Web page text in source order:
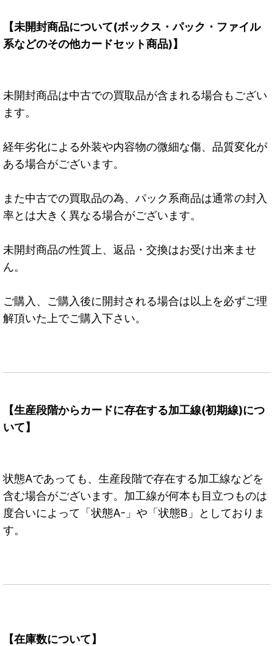
【未開封商品について(ボックス・パック・ファイル
系などのその他カードセット商品)】
未開封商品は中古での買取品が含まれる場合もござい
ます。
経年劣化による外装や内容物の微細な傷、品質変化が
ある場合がございます。
また中古での買取品の為、パック系商品は通常の封入
率とは大きく異なる場合がございます。
未開封商品の性質上、返品・交換はお受け出来ませ
ん。
ご購入、ご購入後に開封される場合は以上を必ずご理
解頂いた上でご購入下さい。
【生産段階からカードに存在する加工線(初期線)につ
いて】
状態Aであっても、生産段階で存在する加工線などを
含む場合がございます。加工線が何本も目立つものは
度合いによって「状態A-」や「状態B」としておりま
す。
【在庫数について】